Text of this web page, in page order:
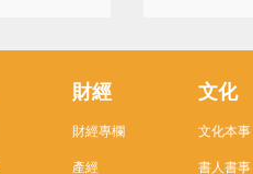
財經
財經專欄
產經
文化
文化本事
書人書事